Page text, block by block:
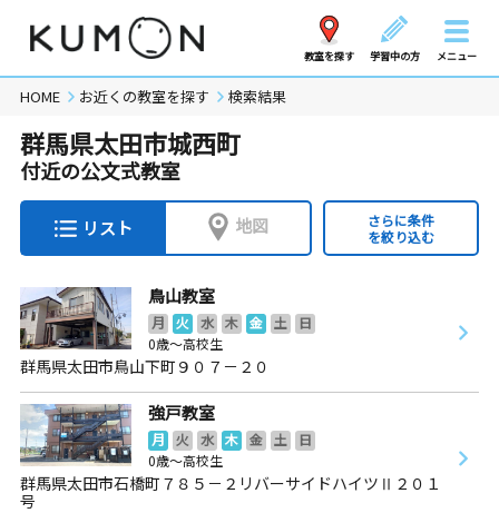
教室を探す 学習中の方 メニュー
HOME お近くの教室を探す 検索結果
群馬県太田市城西町
付近の公文式教室
リスト 地図
さらに条件
を絞り込む
鳥山教室
月 火 水 木 金 土
日
0歳～高校生
群馬県太田市鳥山下町９０７－２０
強戸教室
月 火 水 木 金 土
日
0歳～高校生
群馬県太田市石橋町７８５－２リバーサイドハイツⅡ２０１
号